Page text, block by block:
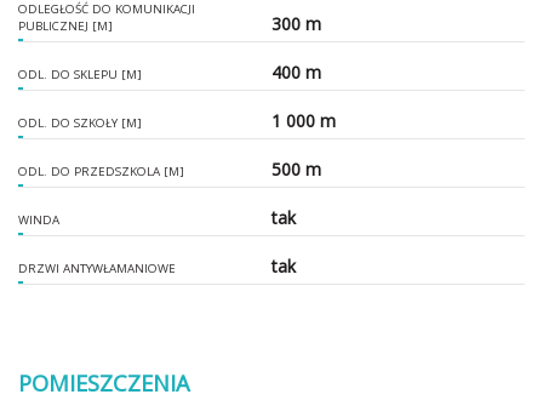
ODLEGŁOŚĆ DO KOMUNIKACJI
PUBLICZNEJ [M]
300 m
ODL. DO SKLEPU [M] 400 m
ODL. DO SZKOŁY [M] 1 000 m
ODL. DO PRZEDSZKOLA [M] 500 m
WINDA tak
DRZWI ANTYWŁAMANIOWE tak
POMIESZCZENIA